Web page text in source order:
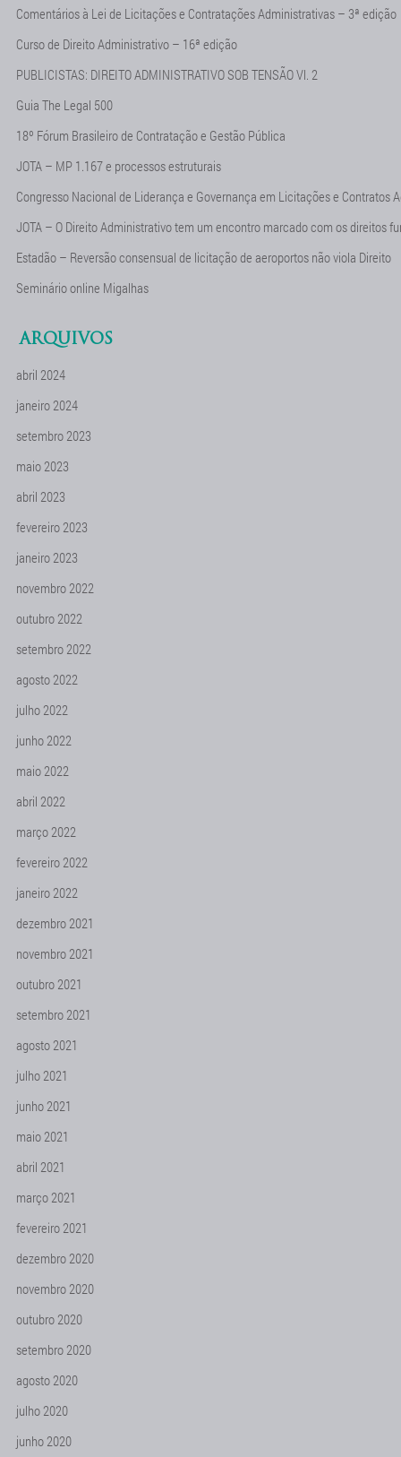
Comentários à Lei de Licitações e Contratações Administrativas – 3ª edição
Curso de Direito Administrativo – 16ª edição
PUBLICISTAS: DIREITO ADMINISTRATIVO SOB TENSÃO Vl. 2
Guia The Legal 500
18º Fórum Brasileiro de Contratação e Gestão Pública
JOTA – MP 1.167 e processos estruturais
Congresso Nacional de Liderança e Governança em Licitações e Contratos
JOTA – O Direito Administrativo tem um encontro marcado com os direitos
Estadão – Reversão consensual de licitação de aeroportos não viola Direito
Seminário online Migalhas
ARQUIVOS
abril 2024
janeiro 2024
setembro 2023
maio 2023
abril 2023
fevereiro 2023
janeiro 2023
novembro 2022
outubro 2022
setembro 2022
agosto 2022
julho 2022
junho 2022
maio 2022
abril 2022
março 2022
fevereiro 2022
janeiro 2022
dezembro 2021
novembro 2021
outubro 2021
setembro 2021
agosto 2021
julho 2021
junho 2021
maio 2021
abril 2021
março 2021
fevereiro 2021
dezembro 2020
novembro 2020
outubro 2020
setembro 2020
agosto 2020
julho 2020
junho 2020